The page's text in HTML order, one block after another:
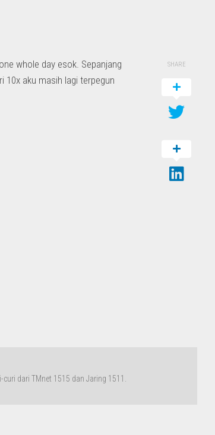
whole day esok. Sepanjang
10x aku masih lagi terpegun
SHARE
dari TMnet 1515 dan Jaring 1511.